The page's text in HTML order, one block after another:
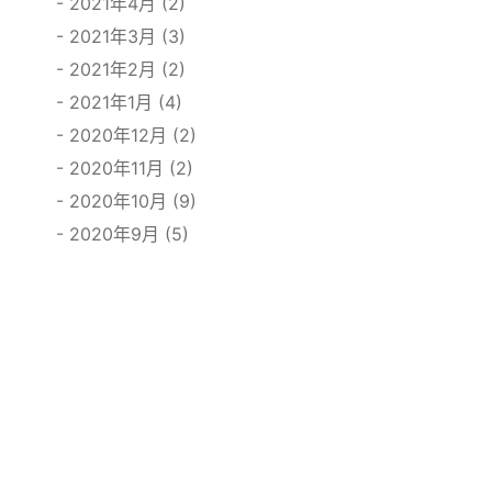
2021年3月 (3)
2021年2月 (2)
2021年1月 (4)
2020年12月 (2)
2020年11月 (2)
2020年10月 (9)
2020年9月 (5)